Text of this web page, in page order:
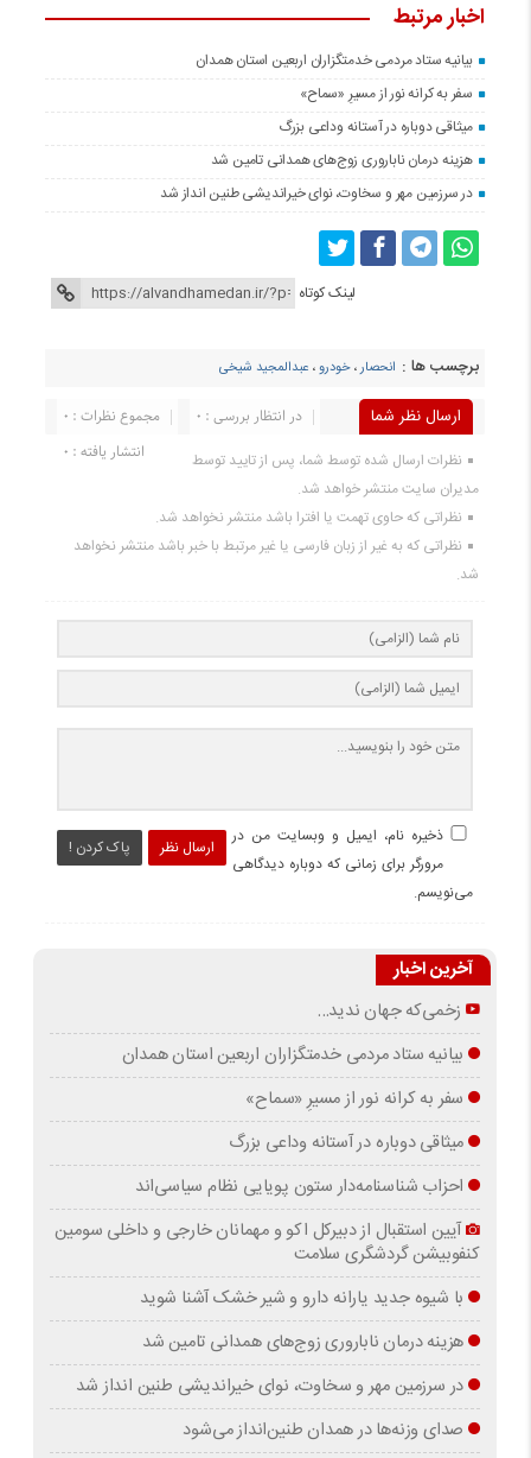
اخبار مرتبط
بیانیه ستاد مردمی خدمتگزاران اربعین استان همدان
سفر به کرانه‌ نور از مسیرِ «سماح»
میثاقی دوباره در آستانه‌ وداعی بزرگ
هزینه درمان ناباروری زوج‌های همدانی تامین شد
در سرزمین مهر و سخاوت، نوای خیراندیشی طنین انداز شد
لینک کوتاه
برچسب ها : انحصار،خودرو،عبدالمجید شیخی
ارسال نظر شما مجموع نظرات : 0
در انتظار بررسی : 0
انتشار یافته : 0
نظرات ارسال شده توسط شما، پس از تایید توسط
مدیران سایت منتشر خواهد شد.
نظراتی که حاوی تهمت یا افترا باشد منتشر نخواهد شد.
نظراتی که به غیر از زبان فارسی یا غیر مرتبط با خبر باشد منتشر نخواهد
شد.
ارسال نظر پاک کردن !
ذخیره نام، ایمیل و وبسایت من در
مرورگر برای زمانی که دوباره دیدگاهی
می‌نویسم.
آخرین اخبار
زخمی‌که جهان ندید…
بیانیه ستاد مردمی خدمتگزاران اربعین استان همدان
سفر به کرانه‌ نور از مسیرِ «سماح»
میثاقی دوباره در آستانه‌ وداعی بزرگ
احزاب شناسنامه‌دار ستون پویایی نظام سیاسی‌اند
آیین استقبال از دبیرکل اکو و مهمانان خارجی و داخلی سومین
کنفوبیشن گردشگری سلامت
با شیوه جدید یارانه دارو و شیر خشک آشنا شوید
هزینه درمان ناباروری زوج‌های همدانی تامین شد
در سرزمین مهر و سخاوت، نوای خیراندیشی طنین انداز شد
صدای وزنه‌ها در همدان طنین‌انداز می‌شود